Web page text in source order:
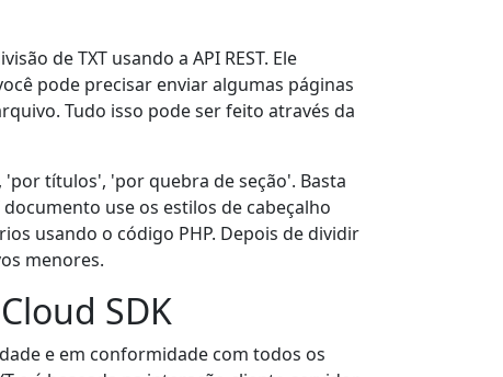
de TXT usando a API REST. Ele
pode precisar enviar algumas páginas
Tudo isso pode ser feito através da
títulos', 'por quebra de seção'. Basta
use os estilos de cabeçalho
usando o código PHP. Depois de dividir
menores.
SDK
e em conformidade com todos os